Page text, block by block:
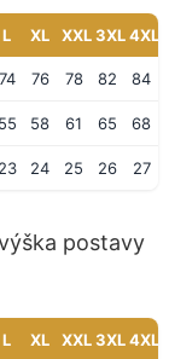
L XL XXL3XL4XL
74 76 78 82 84
55 58 61 65 68
23 24 25 26 27
postavy
L XL XXL3XL4XL